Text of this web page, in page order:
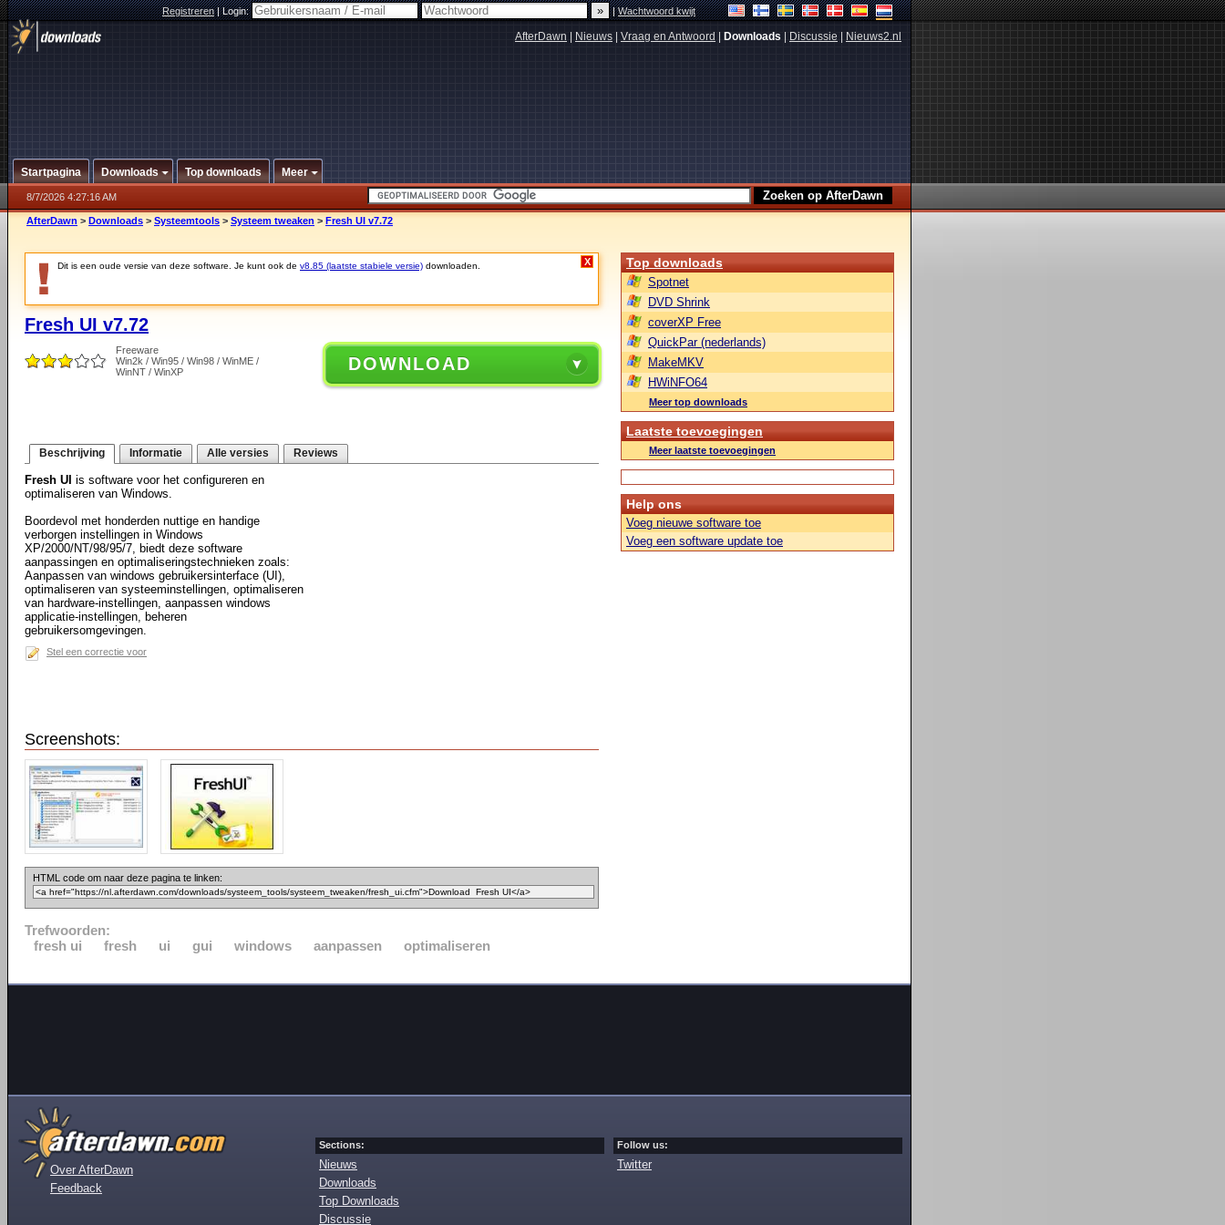
Registreren|Login: |Wachtwoord kwijt
AfterDawn Nieuws Vraag en Antwoord Downloads Discussie Nieuws2.nl
Startpagina Downloads Top downloads Meer
8/7/2026 4:27:16 AM
AfterDawn > Downloads > Systeemtools > Systeem tweaken > Fresh UI v7.72
Dit is een oude versie van deze software. Je kunt ook de v8.85 (laatste stabiele versie) downloaden. X
Fresh UI v7.72
Freeware
Win2k / Win95 / Win98 / WinME /
WinNT / WinXP
DOWNLOAD
Beschrijving Informatie Alle versies Reviews
Fresh UI is software voor het configureren en
optimaliseren van Windows.
Boordevol met honderden nuttige en handige
verborgen instellingen in Windows
XP/2000/NT/98/95/7, biedt deze software
aanpassingen en optimaliseringstechnieken zoals:
Aanpassen van windows gebruikersinterface (UI),
optimaliseren van systeeminstellingen, optimaliseren
van hardware-instellingen, aanpassen windows
applicatie-instellingen, beheren
gebruikersomgevingen.
Stel een correctie voor
Screenshots:
HTML code om naar deze pagina te linken:
Trefwoorden:
fresh ui
fresh ui gui windows aanpassen optimaliseren
Top downloads
Spotnet
DVD Shrink
coverXP Free
QuickPar (nederlands)
MakeMKV
HWiNFO64
Meer top downloads
Laatste toevoegingen
Meer laatste toevoegingen
Help ons
Voeg nieuwe software toe
Voeg een software update toe
Over AfterDawn
Feedback
Sections:
Nieuws
Downloads
Top Downloads
Discussie
Follow us:
Twitter